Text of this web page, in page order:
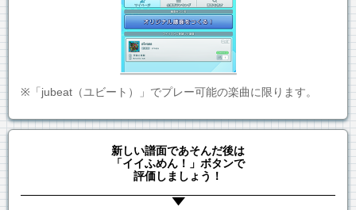
※「jubeat（ユビート）」でプレー可能の楽曲に限ります。
新しい譜面であそんだ後は
「イイふめん！」ボタンで
評価しましょう！